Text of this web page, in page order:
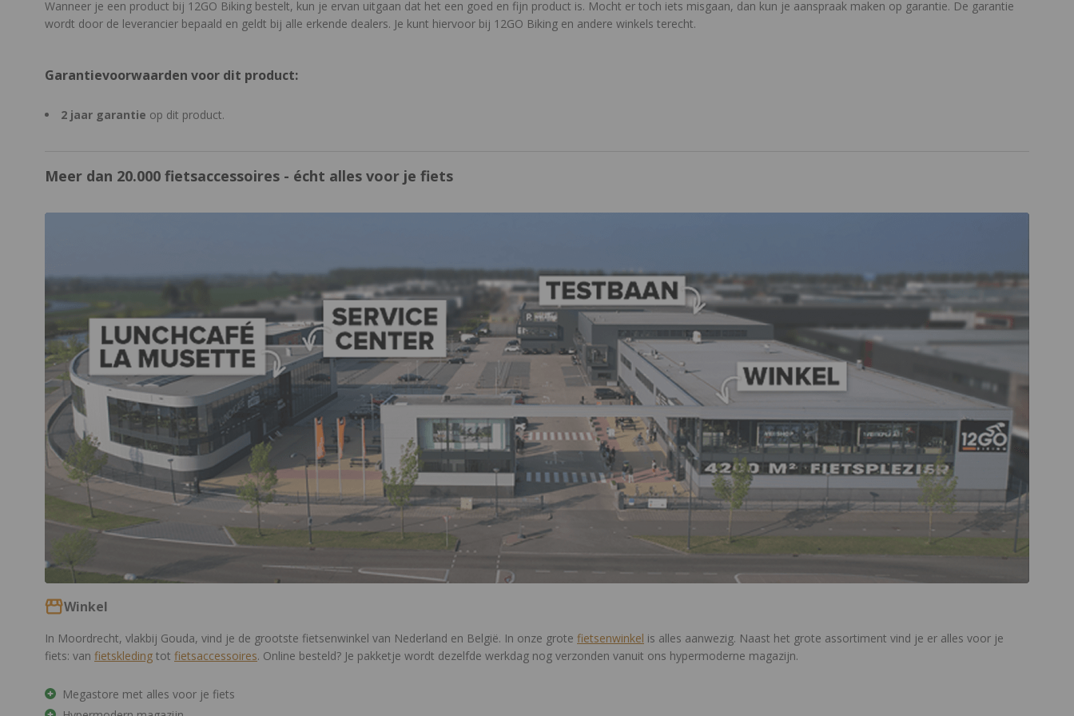
Wanneer je een product bij 12GO Biking bestelt, kun je ervan uitgaan dat het een goed en fijn product is. Mocht er toch iets misgaan, dan kun je aanspraak maken op garantie. De garantie
wordt door de leverancier bepaald en geldt bij alle erkende dealers. Je kunt hiervoor bij 12GO Biking en andere winkels terecht.
Garantievoorwaarden voor dit product:
2 jaar garantie op dit product.
Meer dan 20.000 fietsaccessoires - écht alles voor je fiets
Winkel
In Moordrecht, vlakbij Gouda, vind je de grootste fietsenwinkel van Nederland en België. In onze grote fietsenwinkel is alles aanwezig. Naast het grote assortiment vind je er alles voor je
fiets: van fietskleding tot fietsaccessoires. Online besteld? Je pakketje wordt dezelfde werkdag nog verzonden vanuit ons hypermoderne magazijn.
Megastore met alles voor je fiets